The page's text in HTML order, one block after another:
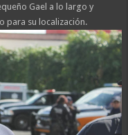
Gael a lo largo y
para su localización.